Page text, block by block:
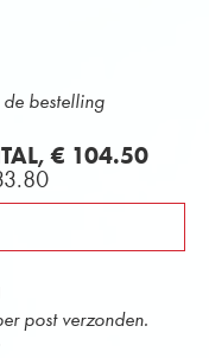
bestelling
€ 104.50
post verzonden.